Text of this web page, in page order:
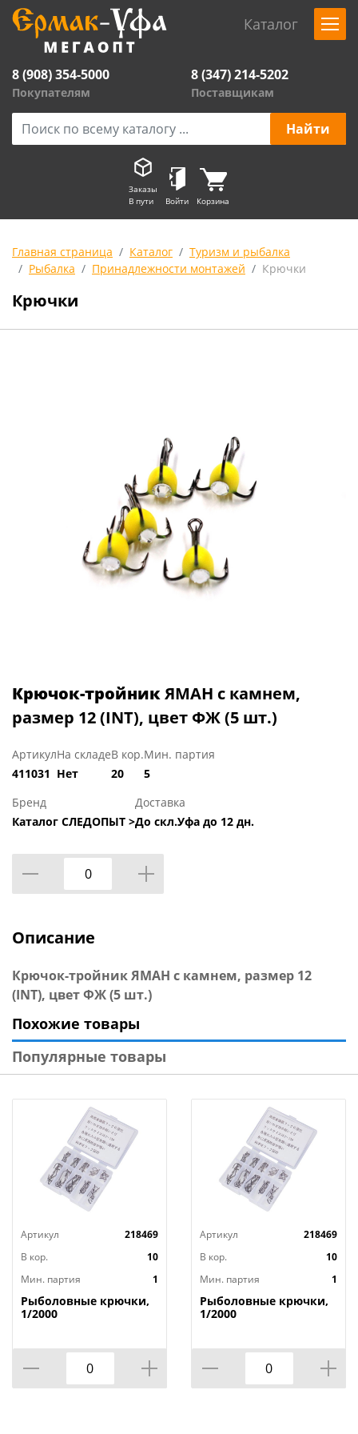
Каталог
8 (908) 354-5000
Покупателям
8 (347) 214-5202
Поставщикам
Заказы
В пути
Войти Корзина
Главная страница Каталог
Туризм и рыбалка
Рыбалка
Принадлежности монтажей Крючки
Крючки
Крючок-тройникЯМАН с камнем,
размер 12 (INT), цвет ФЖ (5 шт.)
Артикул
411031
На складе
Нет
В кор.
20
Мин. партия
5
Бренд
Каталог СЛЕДОПЫТ >
Доставка
До скл.Уфа до 12 дн.
Описание
Крючок-тройник ЯМАН с камнем, размер 12
(INT), цвет ФЖ (5 шт.)
Похожие товары
Популярные товары
Артикул
218469
В кор.
10
Мин. партия
1
Рыболовные крючки,
1/2000
Артикул
218469
В кор.
10
Мин. партия
1
Рыболовные крючки,
1/2000